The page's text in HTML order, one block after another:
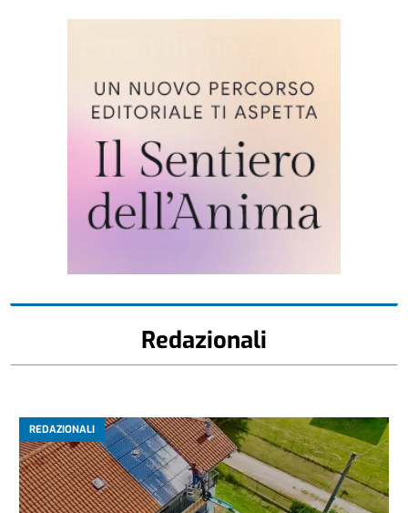
Redazionali
REDAZIONALI